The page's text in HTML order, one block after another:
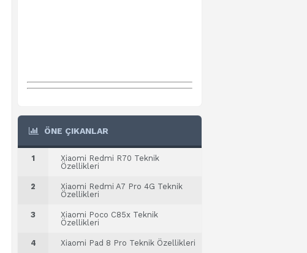
ÖNE ÇIKANLAR
1
Xiaomi Redmi R70 Teknik
Özellikleri
2
Xiaomi Redmi A7 Pro 4G Teknik
Özellikleri
3
Xiaomi Poco C85x Teknik
Özellikleri
4 Xiaomi Pad 8 Pro Teknik Özellikleri